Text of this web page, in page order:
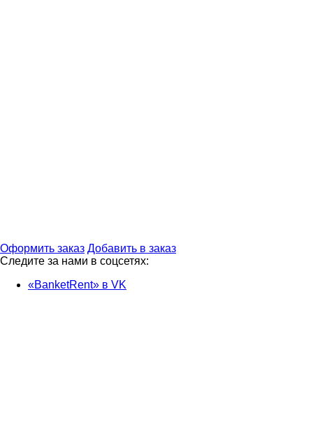
Оформить заказ Добавить в заказ
Следите за нами в соцсетях:
«BanketRent» в VK